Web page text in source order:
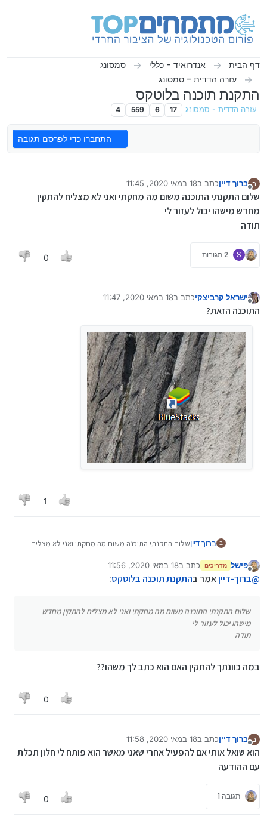
דף הבית אנדרואיד - כללי
סמסונג
עזרה הדדית - סמסונג
התקנת תוכנה בלוטקס
עזרה הדדית - סמסונג 17
6
559
4
התחברו כדי לפרסם תגובה
ב
מנותק
ברוך דייןכתב ב18 במאי 2020, 11:45
נערך לאחרונה על ידי
שלום התקנתי התוכנה משום מה מחקתי ואני לא מצליח להתקין
מחדש מישהו יכול לעזור לי
תודה
S 2 תגובות 0
ישראל קרביצקיכתב ב18 במאי 2020, 11:47
נערך לאחרונה על ידי
התוכנה הזאת?
1
ב ברוך דייןשלום התקנתי התוכנה משום מה מחקתי ואני לא מצליח
תודה
פישל מדריכים כתב ב18 במאי 2020, 11:56
נערך לאחרונה על ידי
@ברוך-דייןאמר בהתקנת תוכנה בלוטקס:
שלום התקנתי התוכנה משום מה מחקתי ואני לא מצליח להתקין מחדש
מישהו יכול לעזור לי
תודה
במה כוונתך להתקין האם הוא כתב לך משהו??
0
ב ברוך דייןכתב ב18 במאי 2020, 11:58
נערך לאחרונה על ידי
הוא שואל אותי אם להפעיל אחרי שאני מאשר הוא פותח לי חלון תכלת
עם ההודעה
תגובה 1 0